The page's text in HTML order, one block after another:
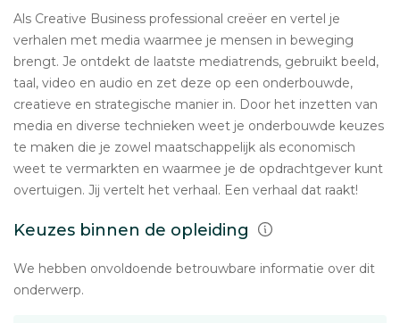
Als Creative Business professional creëer en vertel je
verhalen met media waarmee je mensen in beweging
brengt. Je ontdekt de laatste mediatrends, gebruikt beeld,
taal, video en audio en zet deze op een onderbouwde,
creatieve en strategische manier in. Door het inzetten van
media en diverse technieken weet je onderbouwde keuzes
te maken die je zowel maatschappelijk als economisch
weet te vermarkten en waarmee je de opdrachtgever kunt
overtuigen. Jij vertelt het verhaal. Een verhaal dat raakt!
Keuzes binnen de opleiding
We hebben onvoldoende betrouwbare informatie over dit
onderwerp.